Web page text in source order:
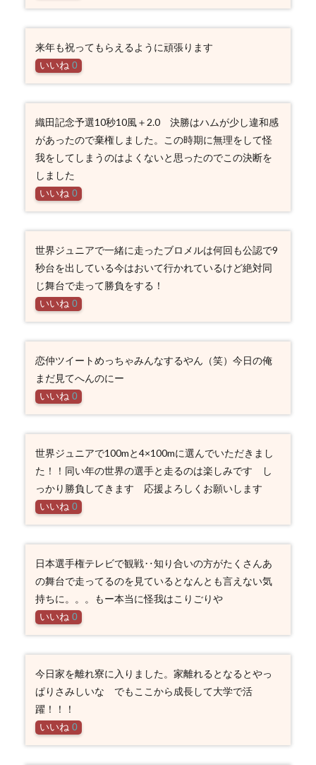
来年も祝ってもらえるように頑張ります
いいね 0
織田記念予選10秒10風＋2.0 決勝はハムが少し違和感
があったので棄権しました。この時期に無理をして怪
我をしてしまうのはよくないと思ったのでこの決断を
しました
いいね 0
世界ジュニアで一緒に走ったブロメルは何回も公認で9
秒台を出している今はおいて行かれているけど絶対同
じ舞台で走って勝負をする！
いいね 0
恋仲ツイートめっちゃみんなするやん（笑）今日の俺
まだ見てへんのにー
いいね 0
世界ジュニアで100mと4×100mに選んでいただきまし
た！！同い年の世界の選手と走るのは楽しみです し
っかり勝負してきます 応援よろしくお願いします
いいね 0
日本選手権テレビで観戦‥知り合いの方がたくさんあ
の舞台で走ってるのを見ているとなんとも言えない気
持ちに。。。もー本当に怪我はこりごりや
いいね 0
今日家を離れ寮に入りました。家離れるとなるとやっ
ぱりさみしいな でもここから成長して大学で活
躍！！！
いいね 0